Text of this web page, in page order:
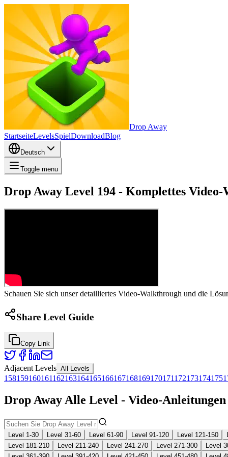
Drop Away
StartseiteLevelsSpielDownloadBlog
Deutsch
Toggle menu
Drop Away Level 194 - Komplettes
Schauen Sie sich unser detailliertes Video-Walkthrough und die
Share Level Guide
Copy Link
Adjacent Levels All Levels
158159160161162163164165166167168169170171172173174175
Drop Away Alle Level - Video-
Level 1-30 Level 31-60 Level 61-90 Level 91-120 Level 121-150
Level 181-210
Level 211-240 Level 241-270 Level 271-300
Level